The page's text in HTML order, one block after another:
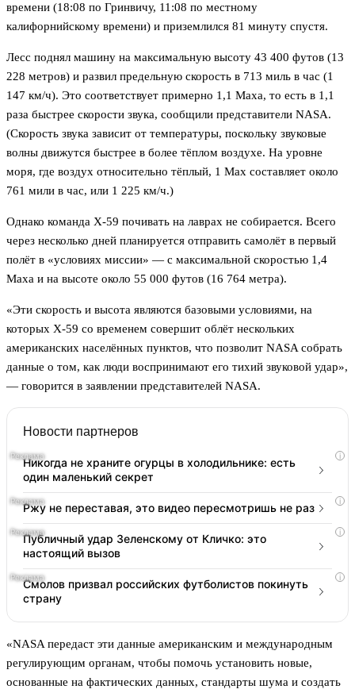
времени (18:08 по Гринвичу, 11:08 по местному
калифорнийскому времени) и приземлился 81 минуту спустя.
Лесс поднял машину на максимальную высоту 43 400 футов (13
228 метров) и развил предельную скорость в 713 миль в час (1
147 км/ч). Это соответствует примерно 1,1 Маха, то есть в 1,1
раза быстрее скорости звука, сообщили представители NASA.
(Скорость звука зависит от температуры, поскольку звуковые
волны движутся быстрее в более тёплом воздухе. На уровне
моря, где воздух относительно тёплый, 1 Мах составляет около
761 мили в час, или 1 225 км/ч.)
Однако команда X-59 почивать на лаврах не собирается. Всего
через несколько дней планируется отправить самолёт в первый
полёт в «условиях миссии» — с максимальной скоростью 1,4
Маха и на высоте около 55 000 футов (16 764 метра).
«Эти скорость и высота являются базовыми условиями, на
которых X-59 со временем совершит облёт нескольких
американских населённых пунктов, что позволит NASA собрать
данные о том, как люди воспринимают его тихий звуковой удар»,
— говорится в заявлении представителей NASA.
Новости партнеров
i
Никогда не храните огурцы в холодильнике: есть
один маленький секрет
i
Ржу не переставая, это видео пересмотришь не раз
i
Публичный удар Зеленскому от Кличко: это
настоящий вызов
i
Смолов призвал российских футболистов покинуть
страну
«NASA передаст эти данные американским и международным
регулирующим органам, чтобы помочь установить новые,
основанные на фактических данных, стандарты шума и создать